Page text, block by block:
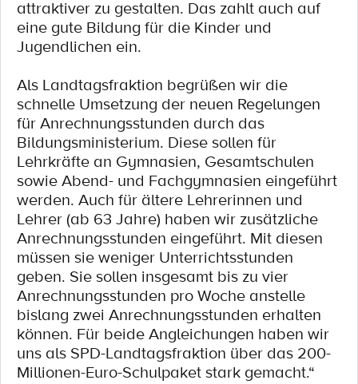
attraktiver zu gestalten. Das zahlt auch auf
eine gute Bildung für die Kinder und
Jugendlichen ein.
Als Landtagsfraktion begrüßen wir die
schnelle Umsetzung der neuen Regelungen
für Anrechnungsstunden durch das
Bildungsministerium. Diese sollen für
Lehrkräfte an Gymnasien, Gesamtschulen
sowie Abend- und Fachgymnasien eingeführt
werden. Auch für ältere Lehrerinnen und
Lehrer (ab 63 Jahre) haben wir zusätzliche
Anrechnungsstunden eingeführt. Mit diesen
müssen sie weniger Unterrichtsstunden
geben. Sie sollen insgesamt bis zu vier
Anrechnungsstunden pro Woche anstelle
bislang zwei Anrechnungsstunden erhalten
können. Für beide Angleichungen haben wir
uns als SPD-Landtagsfraktion über das 200-
Millionen-Euro-Schulpaket stark gemacht.“